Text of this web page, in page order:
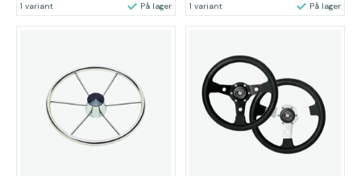
1 variant På lager 1 variant På lager